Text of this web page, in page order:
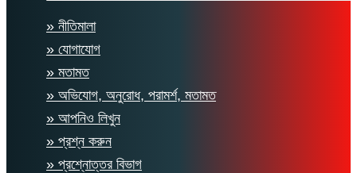
» নীতিমালা
» যোগাযোগ
» মতামত
» অভিযোগ, অনুরোধ, পরামর্শ, মতামত
» আপনিও লিখুন
» প্রশ্ন করুন
» প্রশ্নোত্তর বিভাগ